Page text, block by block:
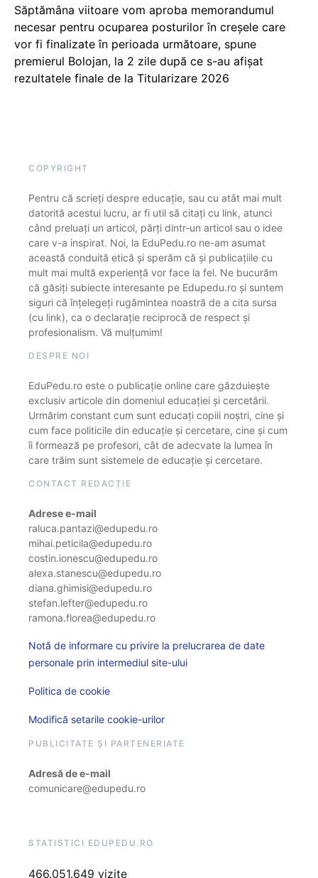
Săptămâna viitoare vom aproba memorandumul
necesar pentru ocuparea posturilor în creșele care
vor fi finalizate în perioada următoare, spune
premierul Bolojan, la 2 zile după ce s-au afișat
rezultatele finale de la Titularizare 2026
COPYRIGHT
Pentru că scrieți despre educație, sau cu atât mai mult
datorită acestui lucru, ar fi util să citați cu link, atunci
când preluați un articol, părți dintr-un articol sau o idee
care v-a inspirat. Noi, la EduPedu.ro ne-am asumat
această conduită etică și sperăm că și publicațiile cu
mult mai multă experiență vor face la fel. Ne bucurăm
că găsiți subiecte interesante pe Edupedu.ro și suntem
siguri că înțelegeți rugămintea noastră de a cita sursa
(cu link), ca o declarație reciprocă de respect și
profesionalism. Vă mulțumim!
DESPRE NOI
EduPedu.ro este o publicație online care găzduiește
exclusiv articole din domeniul educației și cercetării.
Urmărim constant cum sunt educați copiii noștri, cine și
cum face politicile din educație și cercetare, cine și cum
îi formează pe profesori, cât de adecvate la lumea în
care trăim sunt sistemele de educație și cercetare.
CONTACT REDACȚIE
Adrese e-mail
raluca.pantazi@edupedu.ro
mihai.peticila@edupedu.ro
costin.ionescu@edupedu.ro
alexa.stanescu@edupedu.ro
diana.ghimisi@edupedu.ro
stefan.lefter@edupedu.ro
ramona.florea@edupedu.ro
Notă de informare cu privire la prelucrarea de date
personale prin intermediul site-ului
Politica de cookie
Modifică setarile cookie-urilor
PUBLICITATE ȘI PARTENERIATE
Adresă de e-mail
comunicare@edupedu.ro
STATISTICI EDUPEDU.RO
466.051.649 vizite